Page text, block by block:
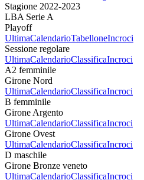
Stagione 2022-2023
LBA Serie A
Playoff
UltimaCalendarioTabelloneIncroci
Sessione regolare
UltimaCalendarioClassificaIncroci
A2 femminile
Girone Nord
UltimaCalendarioClassificaIncroci
B femminile
Girone Argento
UltimaCalendarioClassificaIncroci
Girone Ovest
UltimaCalendarioClassificaIncroci
D maschile
Girone Bronze veneto
UltimaCalendarioClassificaIncroci